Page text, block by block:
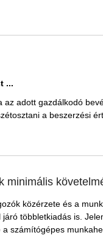
...
adott gazdálkodó
a beszerzési
minimális
közérzete és a
többletkiadás is.
számítógépes